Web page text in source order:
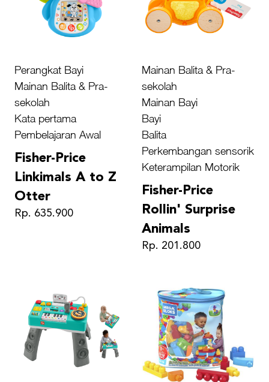
Perangkat Bayi
Mainan Balita & Pra-
sekolah
Kata pertama
Pembelajaran Awal
Fisher-Price
Linkimals A to Z
Otter
Rp. 635.900
Mainan Balita & Pra-
sekolah
Mainan Bayi
Bayi
Balita
Perkembangan sensorik
Keterampilan Motorik
Fisher-Price
Rollin' Surprise
Animals
Rp. 201.800